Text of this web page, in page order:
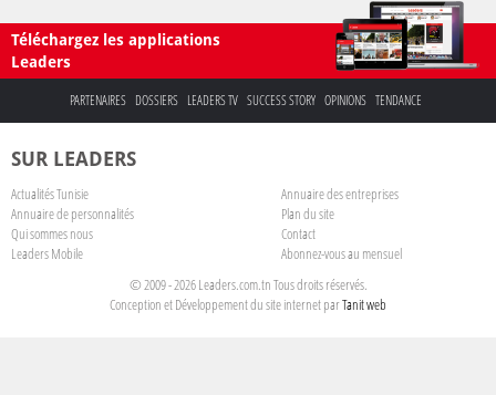
Téléchargez les applications
Leaders
PARTENAIRES DOSSIERS LEADERS TV SUCCESS STORY OPINIONS TENDANCE
SUR LEADERS
Actualités Tunisie
Annuaire des entreprises
Annuaire de personnalités
Plan du site
Qui sommes nous
Contact
Leaders Mobile
Abonnez-vous au mensuel
© 2009 - 2026 Leaders.com.tn Tous droits réservés.
Conception et Développement du site internet parTanit web